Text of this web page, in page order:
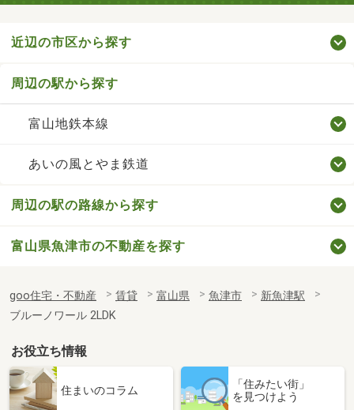
近辺の市区から探す
周辺の駅から探す
富山地鉄本線
あいの風とやま鉄道
周辺の駅の路線から探す
富山県魚津市の不動産を探す
goo住宅・不動産 賃貸 富山県 魚津市
新魚津駅
ブルーノワール 2LDK
お役立ち情報
住まいのコラム
「住みたい街」
を見つけよう